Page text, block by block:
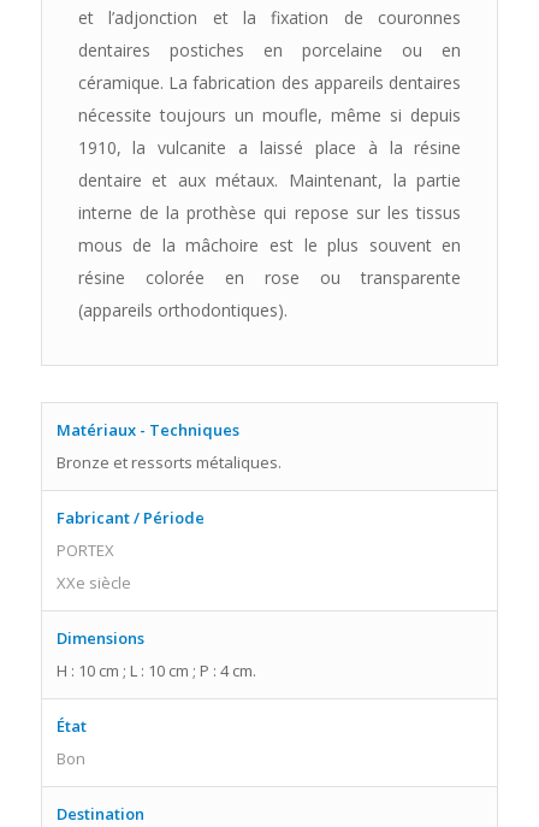
et l’adjonction et la fixation de couronnes
dentaires postiches en porcelaine ou en
céramique. La fabrication des appareils dentaires
nécessite toujours un moufle, même si depuis
1910, la vulcanite a laissé place à la résine
dentaire et aux métaux. Maintenant, la partie
interne de la prothèse qui repose sur les tissus
mous de la mâchoire est le plus souvent en
résine colorée en rose ou transparente
(appareils orthodontiques).
Matériaux - Techniques
Bronze et ressorts métaliques.
Fabricant / Période
PORTEX
XXe siècle
Dimensions
H : 10 cm ; L : 10 cm ; P : 4 cm.
État
Bon
Destination